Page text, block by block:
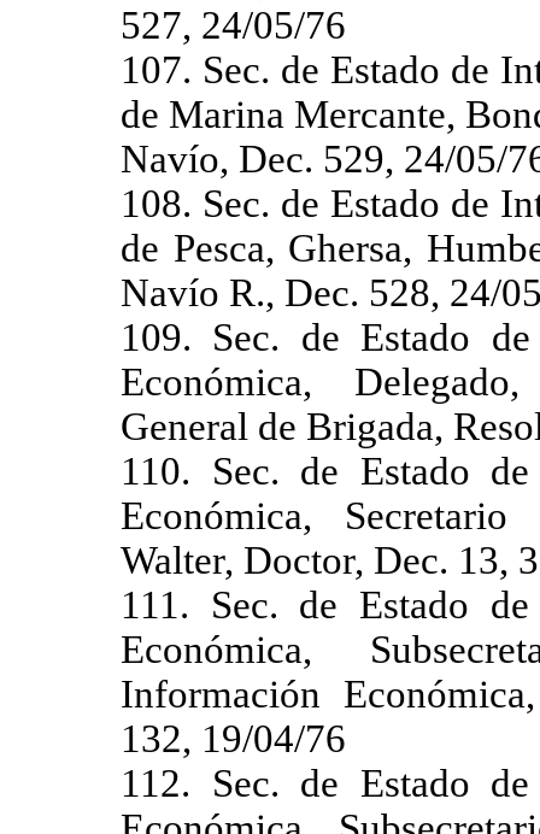
527, 24/05/76
107. Sec. de Estado de
de Marina Mercante,
Navío, Dec. 529, 24/05/
108. Sec. de Estado de
de Pesca, Ghersa,
Navío R., Dec. 528, 24/
109. Sec. de Estado
Económica,
General de Brigada,
110. Sec. de Estado
Económica,
Walter, Doctor, Dec. 13,
111. Sec. de Estado
Económica,
Información
132, 19/04/76
112. Sec. de Estado